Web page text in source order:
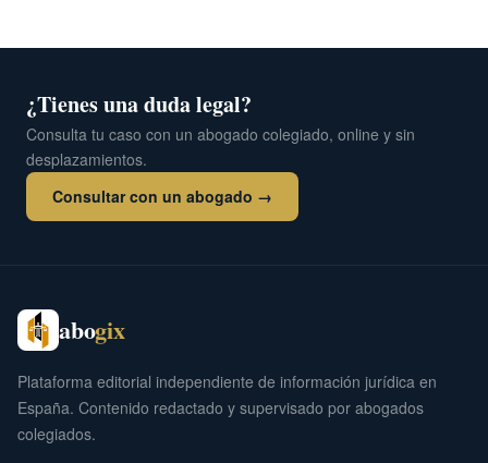
¿Tienes una duda legal?
Consulta tu caso con un abogado colegiado, online y sin
desplazamientos.
Consultar con un abogado →
abogix
Plataforma editorial independiente de información jurídica en
España. Contenido redactado y supervisado por abogados
colegiados.